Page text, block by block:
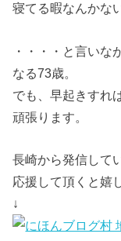
寝てる暇なんかな
・・・・と言いな
なる73歳。
でも、早起きすれ
頑張ります。
長崎から発信して
応援して頂くと嬉
↓